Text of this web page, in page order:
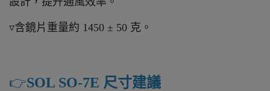
▿含鏡片重量約 1450 ± 50 克。
👉️SOL SO-7E 尺寸建議